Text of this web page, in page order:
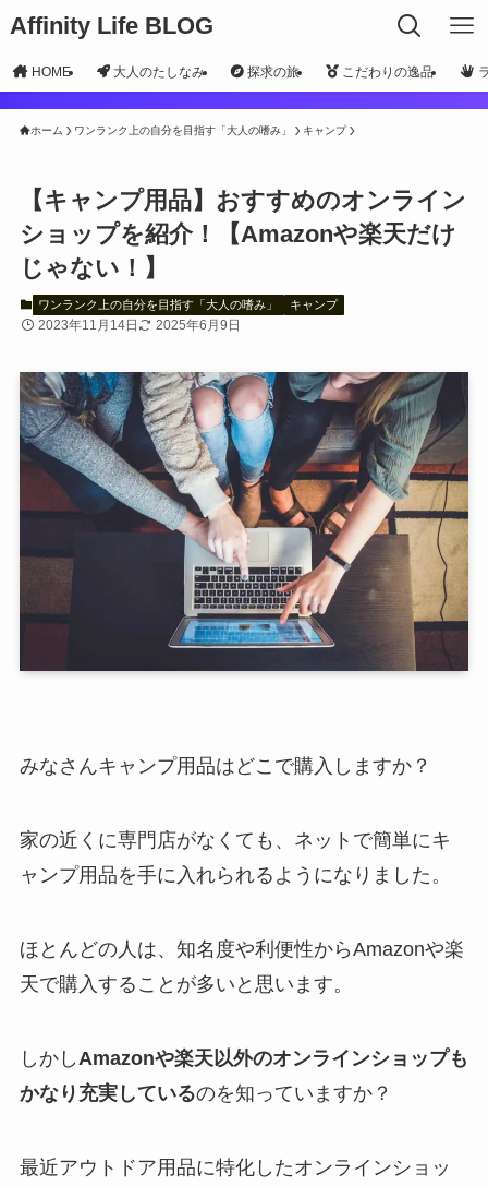
Affinity Life BLOG
HOME 大人のたしなみ 探求の旅 こだわりの逸品
ホーム ワンランク上の自分を目指す「大人の嗜み」 キャンプ
【キャンプ用品】おすすめのオンライン
ショップを紹介！【Amazonや楽天だけ
じゃない！】
ワンランク上の自分を目指す「大人の嗜み」 キャンプ
2023年11月14日 2025年6月9日
みなさんキャンプ用品はどこで購入しますか？
家の近くに専門店がなくても、ネットで簡単にキ
ャンプ用品を手に入れられるようになりました。
ほとんどの人は、知名度や利便性からAmazonや楽
天で購入することが多いと思います。
しかし Amazonや楽天以外のオンラインショップも
かなり充実しているのを知っていますか？
最近アウトドア用品に特化したオンラインショッ